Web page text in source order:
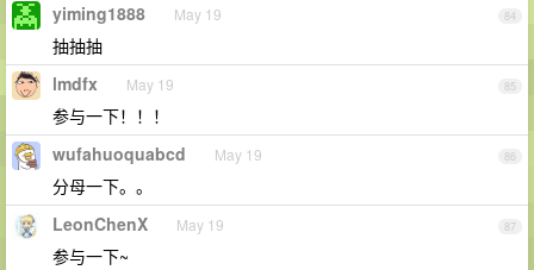
84
yiming1888 May 19
抽抽抽
85
lmdfx May 19
参与一下！！！
86
wufahuoquabcd May 19
分母一下。。
87
LeonChenX May 19
参与一下~